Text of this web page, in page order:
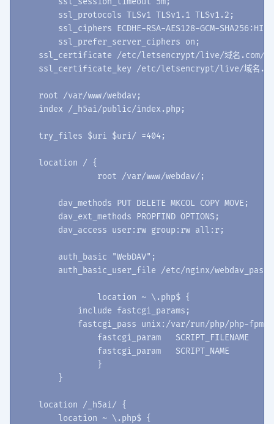
ssl_certificate /etc/letsencrypt/live/域名.com/
ssl_certificate_key /etc/letsencrypt/live/域名
    root /var/www/webdav;
    index /_h5ai/public/index.php;
    try_files $uri $uri/ =404;
    location / {
        dav_methods PUT DELETE MKCOL COPY MOVE;
        dav_ext_methods PROPFIND OPTIONS;
        dav_access user:rw group:rw all:r;
        auth_basic "WebDAV";
auth_basic_user_file /etc/nginx/
            include fastcgi_params;
fastcgi_pass unix:/var/run/php/php-
    location /_h5ai/ {
        location ~ \.php$ {